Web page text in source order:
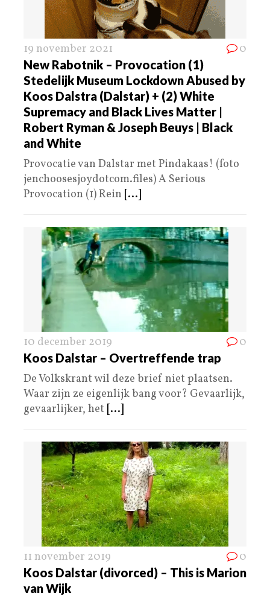
19 november 2021 0
New Rabotnik – Provocation (1)
Stedelijk Museum Lockdown Abused by
Koos Dalstra (Dalstar) + (2) White
Supremacy and Black Lives Matter |
Robert Ryman & Joseph Beuys | Black
and White
Provocatie van Dalstar met Pindakaas! (foto
jenchoosesjoydotcom.files) A Serious
Provocation (1) Rein [...]
10 december 2019 0
Koos Dalstar – Overtreffende trap
De Volkskrant wil deze brief niet plaatsen.
Waar zijn ze eigenlijk bang voor? Gevaarlijk,
gevaarlijker, het [...]
11 november 2019 0
Koos Dalstar (divorced) – This is Marion
van Wijk